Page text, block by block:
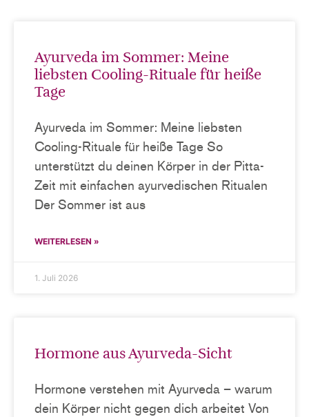
Ayurveda im Sommer: Meine
liebsten Cooling-Rituale für heiße
Tage
Ayurveda im Sommer: Meine liebsten
Cooling-Rituale für heiße Tage So
unterstützt du deinen Körper in der Pitta-
Zeit mit einfachen ayurvedischen Ritualen
Der Sommer ist aus
WEITERLESEN »
1. Juli 2026
Hormone aus Ayurveda-Sicht
Hormone verstehen mit Ayurveda – warum
dein Körper nicht gegen dich arbeitet Von